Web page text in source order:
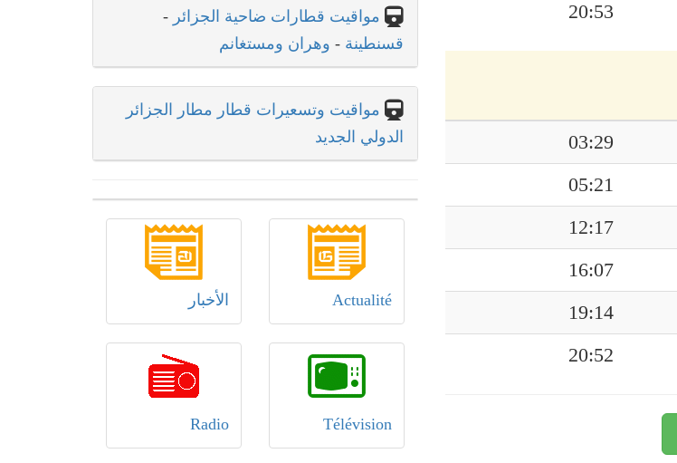
20:53
03:29
05:21
12:17
16:07
19:14
20:52
مواقيت قطارات ضاحية الجزائر -
قسنطينة - وهران ومستغانم
مواقيت وتسعيرات قطار مطار الجزائر
الدولي الجديد
Actualité الأخبار
Télévision
Radio